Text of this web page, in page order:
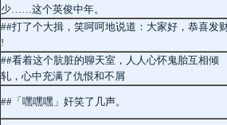
少……这个英俊中年。
##打了个大揖，笑呵呵地说道：大家好，恭喜发
!
##看着这个肮脏的聊天室，人人心怀鬼胎互相倾
轧，心中充满了仇恨和不屑
##「嘿嘿嘿」奸笑了几声。